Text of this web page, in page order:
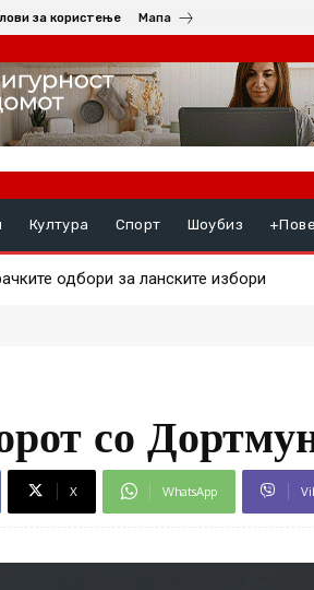
за користење Мапа
Култура Спорт Шоубиз
одбори за ланските избори
со
X WhatsApp